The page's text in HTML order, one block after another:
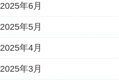
2025年6月
2025年5月
2025年4月
2025年3月